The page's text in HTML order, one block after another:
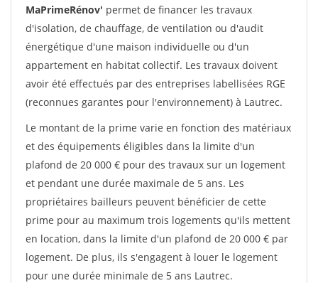
MaPrimeRénov' permet de financer les travaux
d'isolation, de chauffage, de ventilation ou d'audit
énergétique d'une maison individuelle ou d'un
appartement en habitat collectif. Les travaux doivent
avoir été effectués par des entreprises labellisées RGE
(reconnues garantes pour l'environnement) à Lautrec.
Le montant de la prime varie en fonction des matériaux
et des équipements éligibles dans la limite d'un
plafond de 20 000 € pour des travaux sur un logement
et pendant une durée maximale de 5 ans. Les
propriétaires bailleurs peuvent bénéficier de cette
prime pour au maximum trois logements qu'ils mettent
en location, dans la limite d'un plafond de 20 000 € par
logement. De plus, ils s'engagent à louer le logement
pour une durée minimale de 5 ans Lautrec.